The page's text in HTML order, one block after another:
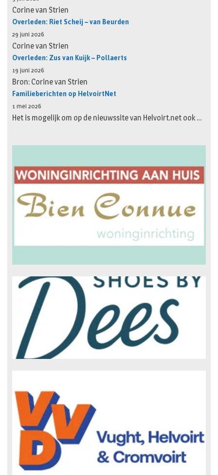
Corine van Strien
Overleden: Riet Scheij – van Beurden
29 juni 2026
Corine van Strien
Overleden: Zus van Kuijk – Pollaerts
19 juni 2026
Bron: Corine van Strien
Familieberichten op HelvoirtNet
1 mei 2026
Het is mogelijk om op de nieuwssite van Helvoirt.net ook …